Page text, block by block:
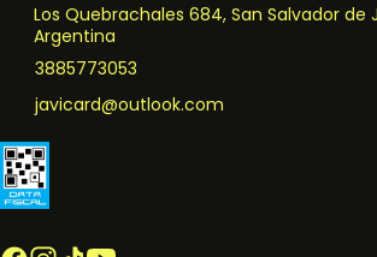
Los Quebrachales 684, San Salvador de
Argentina
3885773053
javicard@outlook.com